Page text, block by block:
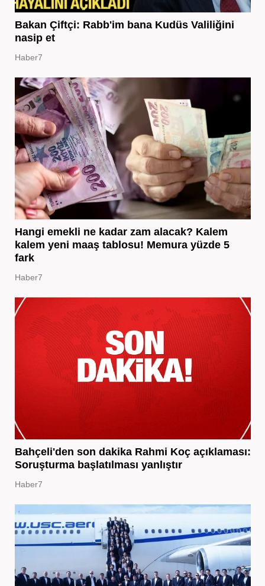
Bakan Çiftçi: Rabb'im bana Kudüs Valiliğini
nasip et
Haber7
Hangi emekli ne kadar zam alacak? Kalem
kalem yeni maaş tablosu! Memura yüzde 5
fark
Haber7
Bahçeli'den son dakika Rahmi Koç açıklaması:
Soruşturma başlatılması yanlıştır
Haber7